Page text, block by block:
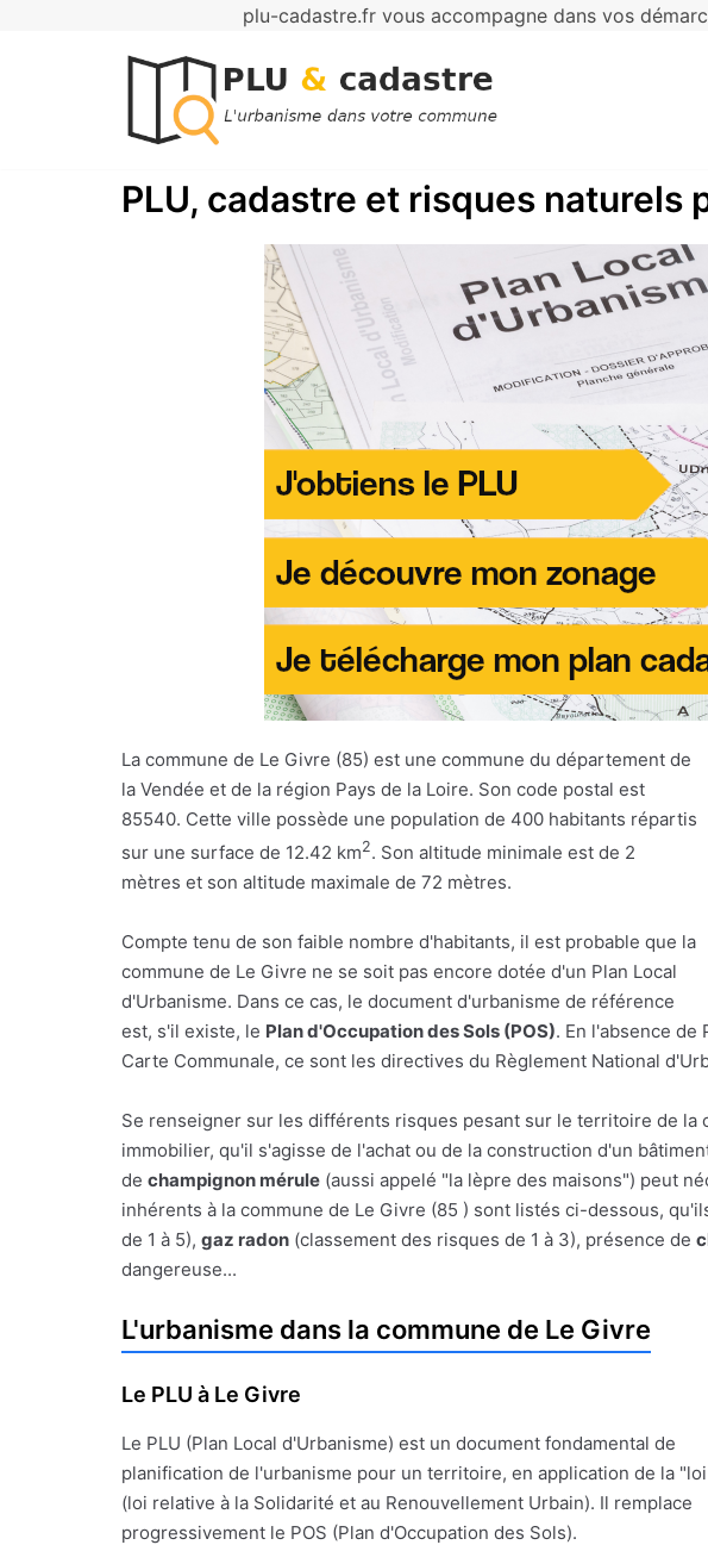
plu-cadastre.fr vous accompagne dans vos
PLU, cadastre et risques naturels
La commune de Le Givre (85) est une commune du département de
la Vendée et de la région Pays de la Loire. Son code postal est
85540. Cette ville possède une population de 400 habitants répartis
sur une surface de 12.42 km2. Son altitude minimale est de 2
mètres et son altitude maximale de 72 mètres.
Compte tenu de son faible nombre d'habitants, il est probable que la
commune de Le Givre ne se soit pas encore dotée d'un Plan Local
d'Urbanisme. Dans ce cas, le document d'urbanisme de référence
est, s'il existe, le Plan d'Occupation des Sols (POS). En l'absence de
Carte Communale, ce sont les directives du Règlement National
Se renseigner sur les différents risques pesant sur le territoire de
immobilier, qu'il s'agisse de l'achat ou de la construction d'un
de champignon mérule (aussi appelé "la lèpre des maisons") peut
inhérents à la commune de Le Givre (85 ) sont listés ci-dessous,
de 1 à 5), gaz radon (classement des risques de 1 à 3), présence de
dangereuse...
L'urbanisme dans la commune de Le Givre
Le PLU à Le Givre
Le PLU (Plan Local d'Urbanisme) est un document fondamental de
planification de l'urbanisme pour un territoire, en application de la "loi
(loi relative à la Solidarité et au Renouvellement Urbain). Il remplace
progressivement le POS (Plan d'Occupation des Sols).